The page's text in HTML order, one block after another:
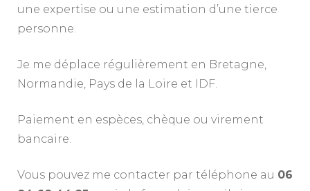
une expertise ou une estimation d’une tierce
personne.
Je me déplace régulièrement en Bretagne,
Normandie, Pays de la Loire et IDF.
Paiement en espèces, chèque ou virement
bancaire.
Vous pouvez me contacter par téléphone au 06